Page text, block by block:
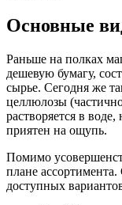
Основные
Раньше на полках
дешевую бумагу,
сырье. Сегодня же
целлюлозы
растворяется в
приятен на ощупь.
Помимо
плане
доступных